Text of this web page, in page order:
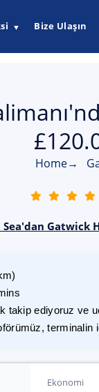
▼ Bize Ulaşın
Home→
Sea'dan Gatwick
takip ediyoruz ve
terminalin
Ekonomi